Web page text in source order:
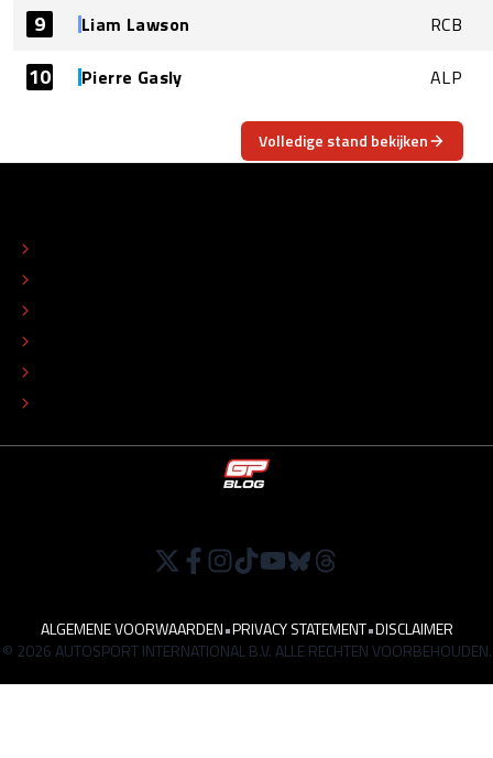
9 Liam Lawson RCB
10 Pierre Gasly ALP
Volledige stand bekijken
ALGEMENE VOORWAARDEN•PRIVACY STATEMENT•DISCLAIMER
© 2026 AUTOSPORT INTERNATIONAL B.V. ALLE RECHTEN VOORBEHOUDEN.